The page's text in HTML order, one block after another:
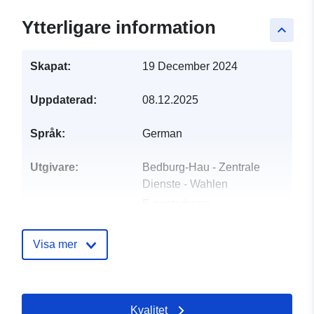
keyboard_arrow_up
Ytterligare information
Skapat: 19 December 2024
Uppdaterad: 08.12.2025
Språk: German
Utgivare:
Bedburg-Hau - Zentrale
Dienste - Wahlen
Kontaktpunkter:
E-postadress:
mailto:rathaus@bedburg-
Visa mer
Kvalitet